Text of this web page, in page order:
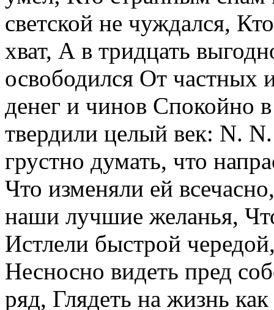
светской не чуждался,
хват, А в тридцать
освободился От частных
денег и чинов Спокойно
твердили целый век: N.
грустно думать, что
Что изменяли ей
наши лучшие желанья,
Истлели быстрой
Несносно видеть пред
ряд, Глядеть на жизнь